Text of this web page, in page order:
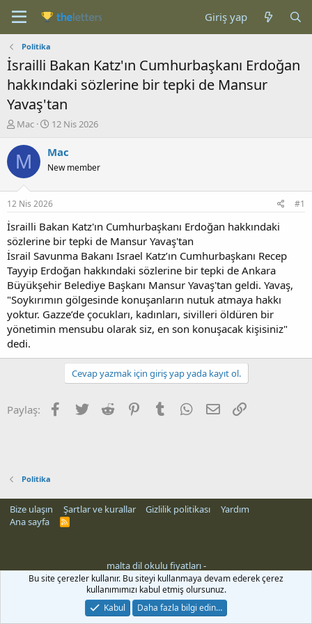
Giriş yap
Politika
İsrailli Bakan Katz'ın Cumhurbaşkanı Erdoğan
hakkındaki sözlerine bir tepki de Mansur
Yavaş'tan
K
n
b
u
u
b
a
ş
l
a
t
a
n
Mac
B
ş
a
g
ı
ç
t
a
r
i
h
i
12 Nis 2026
M Mac
New member
12 Nis 2026 #1
İsrailli Bakan Katz'ın Cumhurbaşkanı Erdoğan hakkındaki
sözlerine bir tepki de Mansur Yavaş'tan
İsrail Savunma Bakanı Israel Katz’ın Cumhurbaşkanı Recep
Tayyip Erdoğan hakkındaki sözlerine bir tepki de Ankara
Büyükşehir Belediye Başkanı Mansur Yavaş'tan geldi. Yavaş,
"Soykırımın gölgesinde konuşanların nutuk atmaya hakkı
yoktur. Gazze’de çocukları, kadınları, sivilleri öldüren bir
yönetimin mensubu olarak siz, en son konuşacak kişisiniz"
dedi.
Cevap yazmak için giriş yap yada kayıt ol.
Paylaş: Facebook
Twitter Reddit PinterestTumblr WhatsApp
E-posta
Politika
Bize ulaşın Şartlar ve kurallar Gizlilik politikası
Yardım
Ana sayfa
R
malta dil okulu fiyatları-
Bu site çerezler kullanır. Bu siteyi kullanmaya devam ederek çerez
kullanımımızı kabul etmiş olursunuz.
Kabul
Daha fazla bilgi edin…